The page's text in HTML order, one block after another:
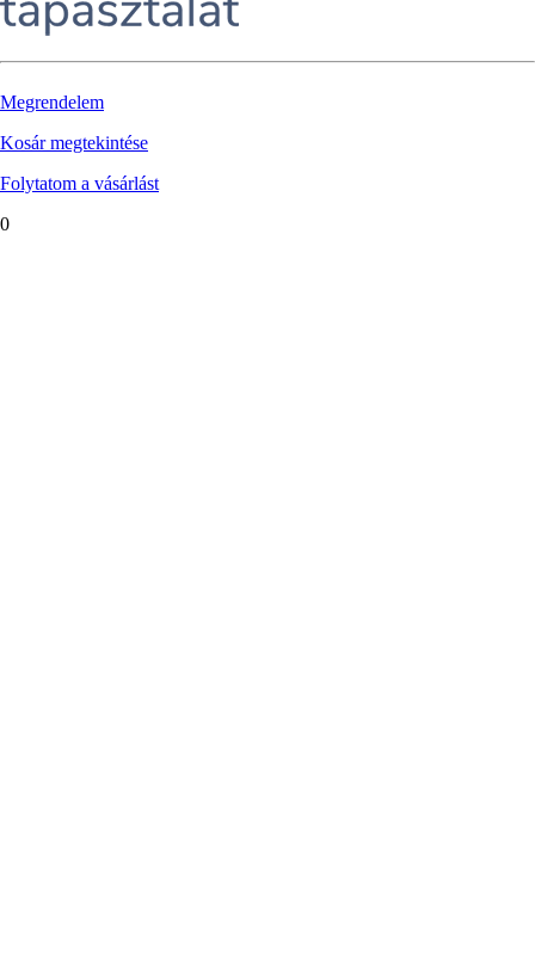
Megrendelem
Kosár megtekintése
Folytatom a vásárlást
0